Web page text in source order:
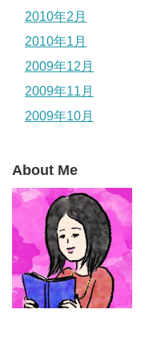
2010年2月
2010年1月
2009年12月
2009年11月
2009年10月
About Me